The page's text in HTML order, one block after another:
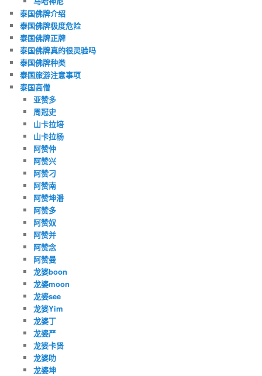
泰国佛牌介绍
泰国佛牌极度危险
泰国佛牌正牌
泰国佛牌真的很灵验吗
泰国佛牌种类
泰国旅游注意事项
泰国高僧
亚赞多
周冠史
山卡拉培
山卡拉杨
阿赞仲
阿赞兴
阿赞刁
阿赞南
阿赞坤潘
阿赞多
阿赞奴
阿赞并
阿赞念
阿赞曼
龙婆boon
龙婆moon
龙婆see
龙婆Yim
龙婆丁
龙婆严
龙婆卡贤
龙婆叻
龙婆坤